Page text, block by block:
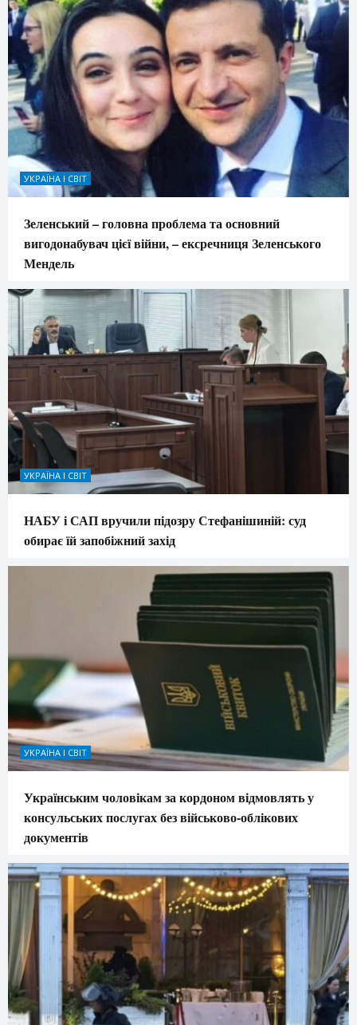
УКРАЇНА І СВІТ
Зеленський – головна проблема та основний
вигодонабувач цієї війни, – ексречниця Зеленського
Мендель
УКРАЇНА І СВІТ
НАБУ і САП вручили підозру Стефанішиній: суд
обирає їй запобіжний захід
УКРАЇНА І СВІТ
Українським чоловікам за кордоном відмовлять у
консульських послугах без військово-облікових
документів